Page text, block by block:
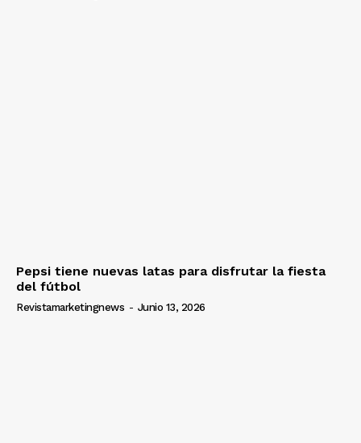
Pepsi tiene nuevas latas para disfrutar la fiesta
del fútbol
Revistamarketingnews - Junio 13, 2026